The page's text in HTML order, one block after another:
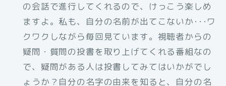
の会話で進行してくれるので、けっこう楽しめ
ますよ。私も、自分の名前が出てこないか･･･ワ
クワクしながら毎回見ています。視聴者からの
疑問・質問の投書を取り上げてくれる番組なの
で、疑問がある人は投書してみてはいかがでし
ょうか？自分の名字の由来を知ると、自分の名